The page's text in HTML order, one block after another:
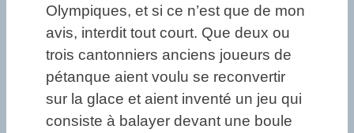
Olympiques, et si ce n’est que de mon
avis, interdit tout court. Que deux ou
trois cantonniers anciens joueurs de
pétanque aient voulu se reconvertir
sur la glace et aient inventé un jeu qui
consiste à balayer devant une boule